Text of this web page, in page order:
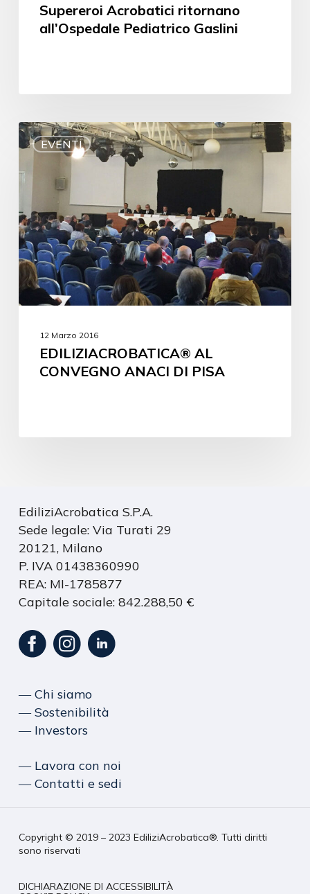
Supereroi Acrobatici ritornano
all’Ospedale Pediatrico Gaslini
EVENTI
12 Marzo 2016
EDILIZIACROBATICA® AL
CONVEGNO ANACI DI PISA
EdiliziAcrobatica S.P.A.
Sede legale: Via Turati 29
20121, Milano
P. IVA 01438360990
REA: MI-1785877
Capitale sociale: 842.288,50 €
― Chi siamo
― Sostenibilità
― Investors
― Lavora con noi
― Contatti e sedi
Copyright © 2019 – 2023 EdiliziAcrobatica®. Tutti diritti
sono riservati
DICHIARAZIONE DI ACCESSIBILITÀ